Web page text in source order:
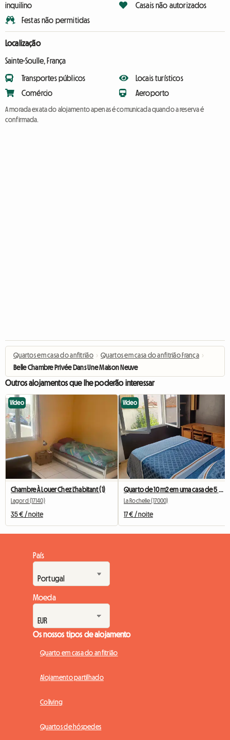
inquilino
Festas não permitidas
Casais não autorizados
Localização
Sainte-Soulle, França
Transportes públicos
Comércio
Locais turísticos
Aeroporto
A morada exata do alojamento apenas é comunicada quando a reserva é
confirmada.
Quartos em casa do anfitrião › Quartos em casa do anfitrião França ›
Belle Chambre Privée Dans Une Maison Neuve
Outros alojamentos que lhe poderão interessar
Vídeo
Chambre À Louer Chez L'habitant (1)
Lagord (17140)
35 € / noite
Vídeo
La Rochelle (17000)
17 € / noite
País
Moeda
Os nossos tipos de alojamento
Quarto em casa do anfitrião
Alojamento partilhado
Coliving
Quartos de hóspedes